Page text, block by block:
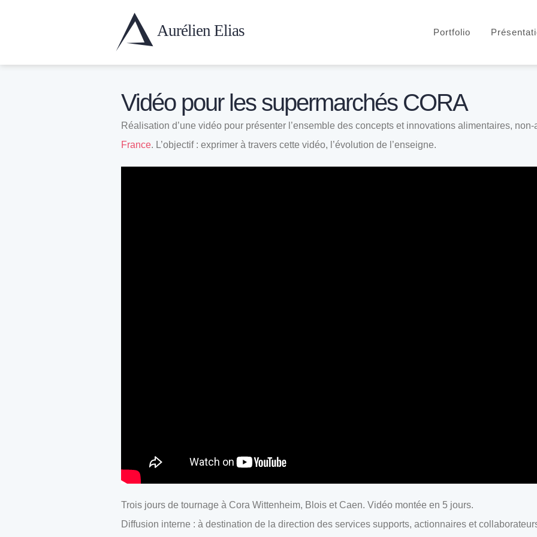
Aurélien Elias Portfolio
Vidéo pour les supermarchés CORA
Réalisation d’une vidéo pour présenter l’ensemble des concepts et innovations alimentaires,
France. L’objectif : exprimer à travers cette vidéo, l’évolution de l’enseigne.
Trois jours de tournage à Cora Wittenheim, Blois et Caen. Vidéo montée en 5 jours.
Diffusion interne : à destination de la direction des services supports, actionnaires et